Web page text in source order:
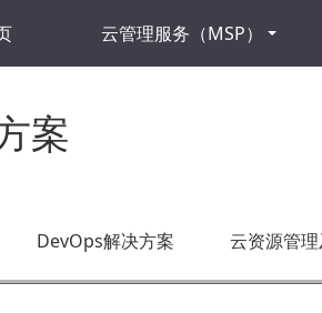
云管理服务（MSP）
案
DevOps解决方案 云资源管